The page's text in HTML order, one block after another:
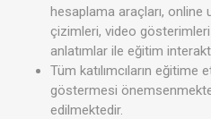
hesaplama araçları, online
çizimleri, video gösterimleri
anlatımlar ile eğitim
Tüm katılımcıların eğitime
göstermesi
edilmektedir.